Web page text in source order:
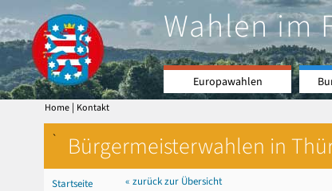
Wahlen im
Europawahlen
Home | Kontakt
` Bürgermeisterwahlen in
Startseite
« zurück zur Übersicht